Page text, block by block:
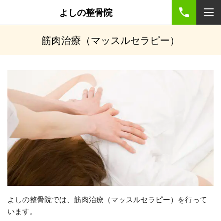
よしの整骨院
筋肉治療（マッスルセラピー）
よしの整骨院では、筋肉治療（マッスルセラピー）を行って
います。